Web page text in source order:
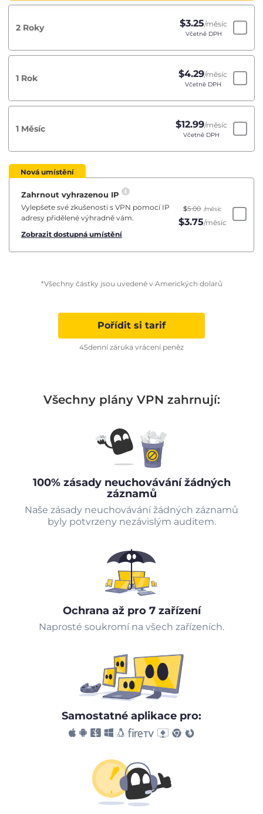
2 Roky $3.25/měsíc
Včetně DPH
1 Rok $4.29/měsíc
Včetně DPH
1 Měsíc $12.99/měsíc
Včetně DPH
Nová umístění
Zahrnout vyhrazenou IP
Vylepšete své zkušenosti s VPN pomocí IP
adresy přidělené výhradně vám.
Zobrazit dostupná umístění
$5.00 /měsíc
$3.75/měsíc
*Všechny částky jsou uvedené v Amerických dolarů
Pořídit si tarif
45denní záruka vrácení peněz
Všechny plány VPN zahrnují:
100% zásady neuchovávání žádných
záznamů
Naše zásady neuchovávání žádných záznamů
byly potvrzeny nezávislým auditem.
Ochrana až pro 7 zařízení
Naprosté soukromí na všech zařízeních.
Samostatné aplikace pro: